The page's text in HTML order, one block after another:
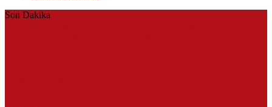
Son Dakika